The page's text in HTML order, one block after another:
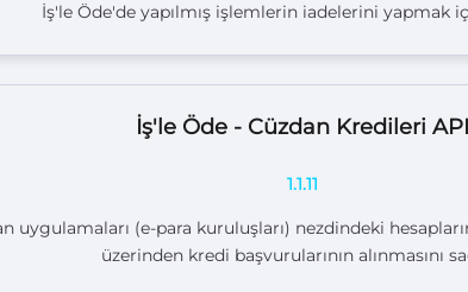
İş'le Öde'de yapılmış işlemlerin iadelerini yapmak
İş'le Öde - Cüzdan Kredileri API
1.1.11
uygulamaları (e-para kuruluşları) nezdindeki
üzerinden kredi başvurularının alınmasını